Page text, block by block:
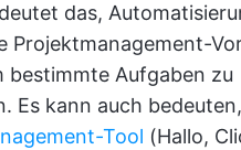
das,
Projektmanagement-
bestimmte Aufgaben zu
Es kann auch
Tool (Hallo,